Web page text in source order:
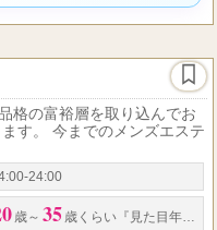
格の富裕層を取り込んでお
す。 今までのメンズエステ
24:00
回目の勤務 31 歳経験者21:30
歳～ 35 歳くらい『見た目年齢になります』